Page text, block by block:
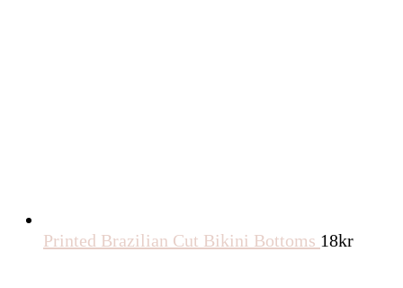
Printed Brazilian Cut Bikini Bottoms 18kr